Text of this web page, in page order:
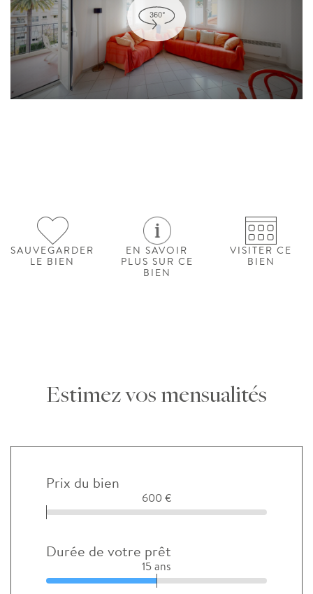
SAUVEGARDER
LE BIEN
EN SAVOIR
PLUS SUR CE
BIEN
VISITER CE
BIEN
Estimez vos mensualités
Prix du bien
600 €
Durée de votre prêt
15 ans